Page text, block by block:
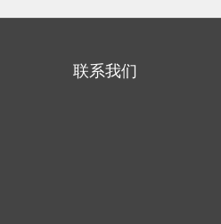
联系我们